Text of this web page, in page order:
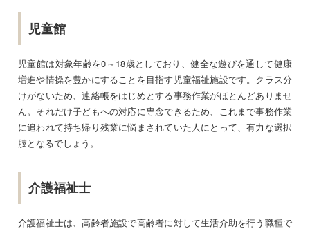
児童館
児童館は対象年齢を0～18歳としており、健全な遊びを通して健康
増進や情操を豊かにすることを目指す児童福祉施設です。クラス分
けがないため、連絡帳をはじめとする事務作業がほとんどありませ
ん。それだけ子どもへの対応に専念できるため、これまで事務作業
に追われて持ち帰り残業に悩まされていた人にとって、有力な選択
肢となるでしょう。
介護福祉士
介護福祉士は、高齢者施設で高齢者に対して生活介助を行う職種で